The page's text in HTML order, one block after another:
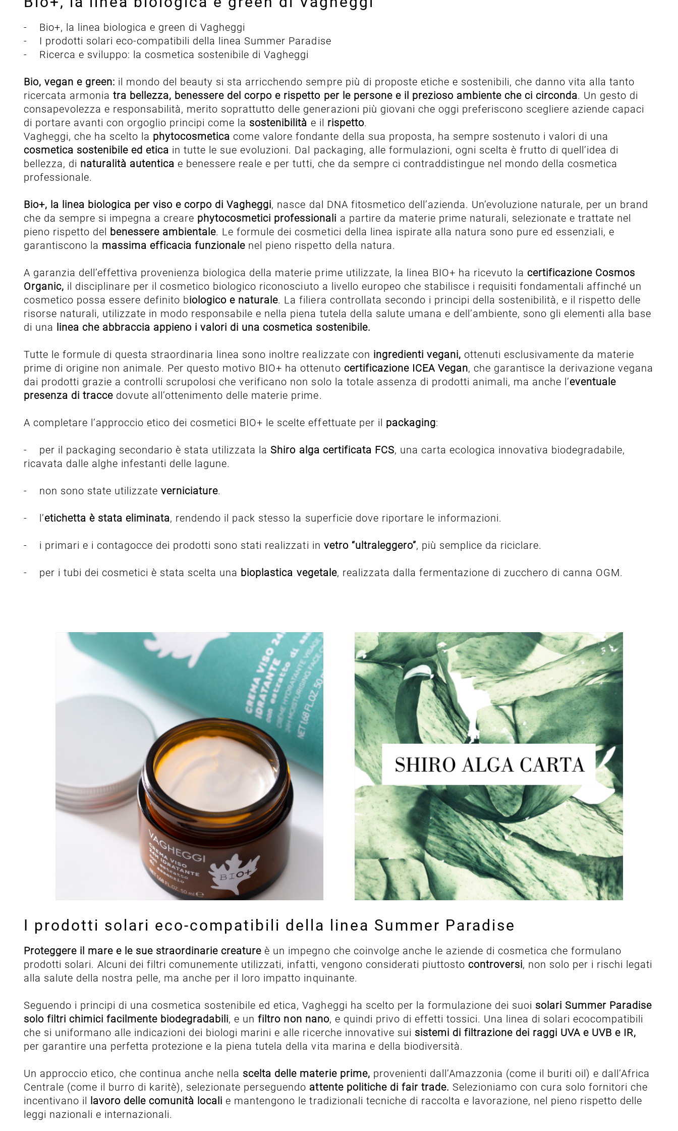
- Bio+, la linea biologica e green di Vagheggi
- I prodotti solari eco-compatibili della linea Summer Paradise
- Ricerca e sviluppo: la cosmetica sostenibile di Vagheggi
Bio, vegan e green: il mondo del beauty si sta arricchendo sempre più di proposte etiche e sostenibili, che danno vita alla tanto
ricercata armonia tra bellezza, benessere del corpo e rispetto per le persone e il prezioso ambiente che ci circonda. Un gesto di
consapevolezza e responsabilità, merito soprattutto delle generazioni più giovani che oggi preferiscono scegliere aziende capaci
di portare avanti con orgoglio principi come la sostenibilità e il rispetto.
Vagheggi, che ha scelto la phytocosmetica come valore fondante della sua proposta, ha sempre sostenuto i valori di una
cosmetica sostenibile ed etica in tutte le sue evoluzioni. Dal packaging, alle formulazioni, ogni scelta è frutto di quell’idea di
bellezza, di naturalità autentica e benessere reale e per tutti, che da sempre ci contraddistingue nel mondo della cosmetica
professionale.
Bio+, la linea biologica per viso e corpo di Vagheggi, nasce dal DNA fitosmetico dell’azienda. Un’evoluzione naturale, per un brand
che da sempre si impegna a creare phytocosmetici professionali a partire da materie prime naturali, selezionate e trattate nel
pieno rispetto del benessere ambientale. Le formule dei cosmetici della linea ispirate alla natura sono pure ed essenziali, e
garantiscono la massima efficacia funzionale nel pieno rispetto della natura.
A garanzia dell’effettiva provenienza biologica della materie prime utilizzate, la linea BIO+ ha ricevuto la certificazione Cosmos
Organic, il disciplinare per il cosmetico biologico riconosciuto a livello europeo che stabilisce i requisiti fondamentali affinché un
cosmetico possa essere definito biologico e naturale. La filiera controllata secondo i principi della sostenibilità, e il rispetto delle
risorse naturali, utilizzate in modo responsabile e nella piena tutela della salute umana e dell’ambiente, sono gli elementi alla base
di una linea che abbraccia appieno i valori di una cosmetica sostenibile.
Tutte le formule di questa straordinaria linea sono inoltre realizzate con ingredienti vegani, ottenuti esclusivamente da materie
prime di origine non animale. Per questo motivo BIO+ ha ottenuto certificazione ICEA Vegan, che garantisce la derivazione vegana
dai prodotti grazie a controlli scrupolosi che verificano non solo la totale assenza di prodotti animali, ma anche l’eventuale
presenza di tracce dovute all’ottenimento delle materie prime.
A completare l’approccio etico dei cosmetici BIO+ le scelte effettuate per il packaging:
- per il packaging secondario è stata utilizzata la Shiro alga certificata FCS, una carta ecologica innovativa biodegradabile,
ricavata dalle alghe infestanti delle lagune.
- non sono state utilizzateverniciature.
- l’etichetta è stata eliminata, rendendo il pack stesso la superficie dove riportare le informazioni.
- i primari e i contagocce dei prodotti sono stati realizzati in vetro “ultraleggero”, più semplice da riciclare.
- per i tubi dei cosmetici è stata scelta una bioplastica vegetale, realizzata dalla fermentazione di zucchero di canna OGM.
I prodotti solari eco-compatibili della linea Summer Paradise
Proteggere il mare e le sue straordinarie creature è un impegno che coinvolge anche le aziende di cosmetica che formulano
prodotti solari. Alcuni dei filtri comunemente utilizzati, infatti, vengono considerati piuttosto controversi, non solo per i rischi legati
alla salute della nostra pelle, ma anche per il loro impatto inquinante.
Seguendo i principi di una cosmetica sostenibile ed etica, Vagheggi ha scelto per la formulazione dei suoi solari Summer Paradise
solo filtri chimici facilmente biodegradabili, e unfiltro non nano, e quindi privo di effetti tossici. Una linea di solari ecocompatibili
che si uniformano alle indicazioni dei biologi marini e alle ricerche innovative sui sistemi di filtrazione dei raggi UVA e UVB e IR,
per garantire una perfetta protezione e la piena tutela della vita marina e della biodiversità.
Un approccio etico, che continua anche nella scelta delle materie prime, provenienti dall’Amazzonia (come il buriti oil) e dall’Africa
Centrale (come il burro di karitè), selezionate perseguendo attente politiche di fair trade. Selezioniamo con cura solo fornitori che
incentivano il lavoro delle comunità locali e mantengono le tradizionali tecniche di raccolta e lavorazione, nel pieno rispetto delle
leggi nazionali e internazionali.